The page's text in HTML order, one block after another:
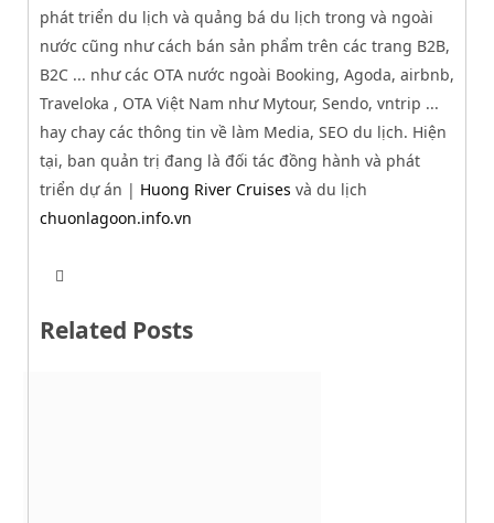
phát triển du lịch và quảng bá du lịch trong và ngoài
nước cũng như cách bán sản phẩm trên các trang B2B,
B2C ... như các OTA nước ngoài Booking, Agoda, airbnb,
Traveloka , OTA Việt Nam như Mytour, Sendo, vntrip ...
hay chay các thông tin về làm Media, SEO du lịch. Hiện
tại, ban quản trị đang là đối tác đồng hành và phát
triển dự án | Huong River Cruises và du lịch
chuonlagoon.info.vn
b
t
t
Related Posts